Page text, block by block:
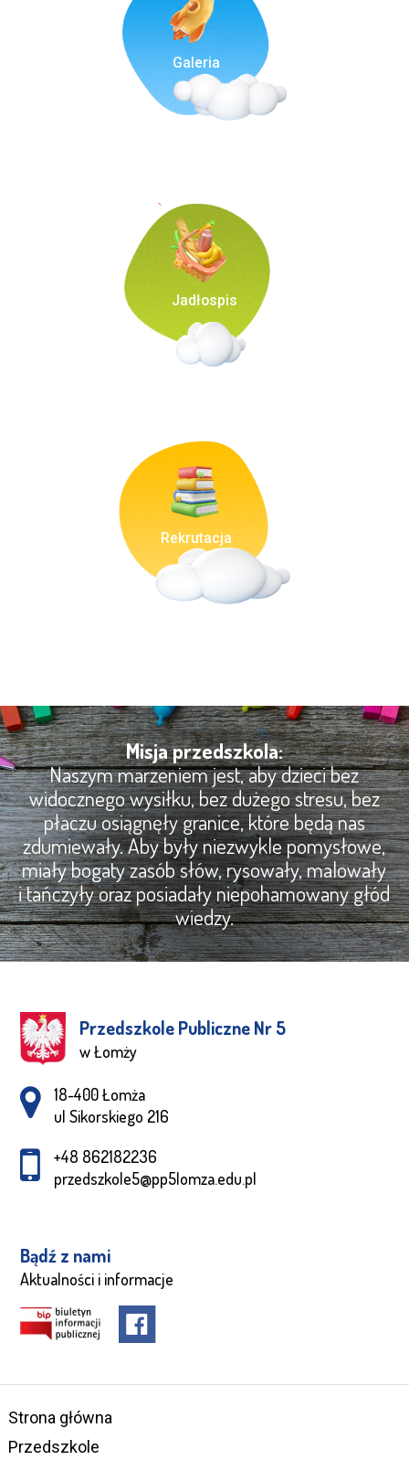
Galeria
Jadłospis
Rekrutacja
Misja przedszkola:
Naszym marzeniem jest, aby dzieci bez
widocznego wysiłku, bez dużego stresu, bez
płaczu osiągnęły granice, które będą nas
zdumiewały. Aby były niezwykle pomysłowe,
miały bogaty zasób słów, rysowały, malowały
i tańczyły oraz posiadały niepohamowany głód
wiedzy.
Przedszkole Publiczne Nr 5
w Łomży
Adres pocztowy:
18-400 Łomża
ul Sikorskiego 216
+48 862182236
przedszkole5@pp5lomza.edu.pl
Bądź z nami
Aktualności i informacje
Strona główna
Przedszkole